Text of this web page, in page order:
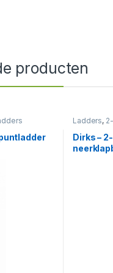
producten
Ladders,
Dirks –